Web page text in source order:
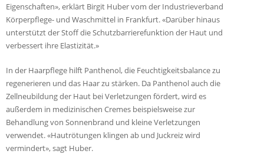
Eigenschaften», erklärt Birgit Huber vom der Industrieverband
Körperpflege- und Waschmittel in Frankfurt. «Darüber hinaus
unterstützt der Stoff die Schutzbarrierefunktion der Haut und
verbessert ihre Elastizität.»
In der Haarpflege hilft Panthenol, die Feuchtigkeitsbalance zu
regenerieren und das Haar zu stärken. Da Panthenol auch die
Zellneubildung der Haut bei Verletzungen fördert, wird es
außerdem in medizinischen Cremes beispielsweise zur
Behandlung von Sonnenbrand und kleine Verletzungen
verwendet. «Hautrötungen klingen ab und Juckreiz wird
vermindert», sagt Huber.